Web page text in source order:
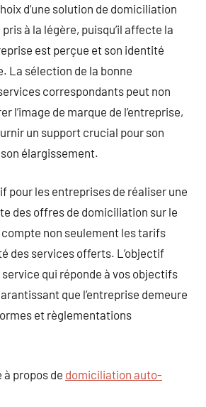
d’une solution de domiciliation
à la légère, puisqu’il affecte la
est perçue et son identité
La sélection de la bonne
correspondants peut non
l’image de marque de l’entreprise,
un support crucial pour son
élargissement.
pour les entreprises de réaliser une
des offres de domiciliation sur le
non seulement les tarifs
des services offerts. L’objectif
qui réponde à vos objectifs
que l’entreprise demeure
et règlementations
propos de domiciliation auto-